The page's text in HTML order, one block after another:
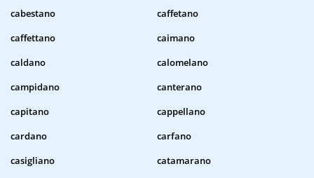
cabestano
caffetano
caffettano
caimano
caldano
calomelano
campidano
canterano
capitano
cappellano
cardano
carfano
casigliano
catamarano